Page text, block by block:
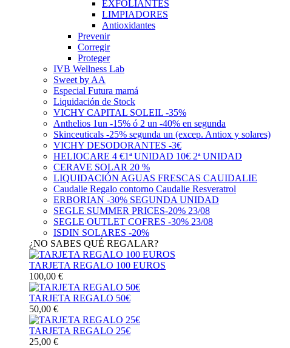
EXFOLIANTES
LIMPIADORES
Antioxidantes
Prevenir
Corregir
Proteger
IVB Wellness Lab
Sweet by AA
Especial Futura mamá
Liquidación de Stock
VICHY CAPITAL SOLEIL -35%
Anthelios 1un -15% ó 2 un -40% en segunda
Skinceuticals -25% segunda un (excep. Antiox y solares)
VICHY DESODORANTES -3€
HELIOCARE 4 €1ª UNIDAD 10€ 2ª UNIDAD
CERAVE SOLAR 20 %
LIQUIDACIÓN AGUAS FRESCAS CAUIDALIE
Caudalie Regalo contorno Caudalie Resveratrol
ERBORIAN -30% SEGUNDA UNIDAD
SEGLE SUMMER PRICES-20% 23/08
SEGLE OUTLET COFRES -30% 23/08
ISDIN SOLARES -20%
¿NO SABES QUÉ REGALAR?
TARJETA REGALO 100 EUROS
100,00 €
TARJETA REGALO 50€
50,00 €
TARJETA REGALO 25€
25,00 €